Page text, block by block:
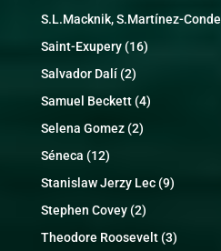
S.L.Macknik, S.Martínez-Conde
Saint-Exupery(16)
Salvador Dalí(2)
Samuel Beckett(4)
Selena Gomez(2)
Séneca (12)
Stanislaw Jerzy Lec(9)
Stephen Covey(2)
Theodore Roosevelt(3)